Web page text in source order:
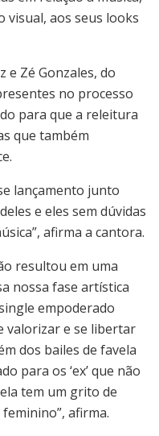
visual, aos seus looks
Zé Gonzales, do
no processo
para que a releitura
que também
lançamento junto
e eles sem dúvidas
afirma a cantora.
resultou em uma
nossa fase artística
empoderado
valorizar e se libertar
dos bailes de favela
para os ‘ex’ que não
tem um grito de
afirma.